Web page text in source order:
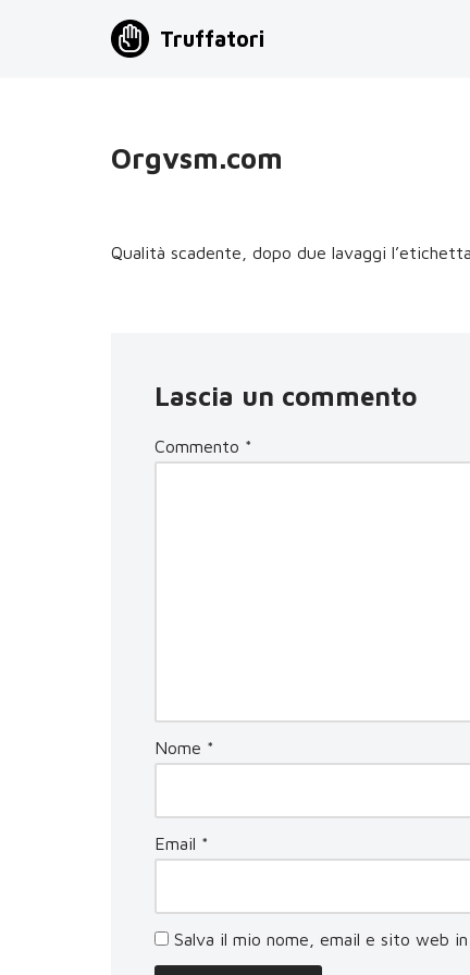
Truffatori
Orgvsm.com
Qualità scadente, dopo due lavaggi
Lascia un commento
Commento *
Nome *
Email *
Salva il mio nome, email e sito web